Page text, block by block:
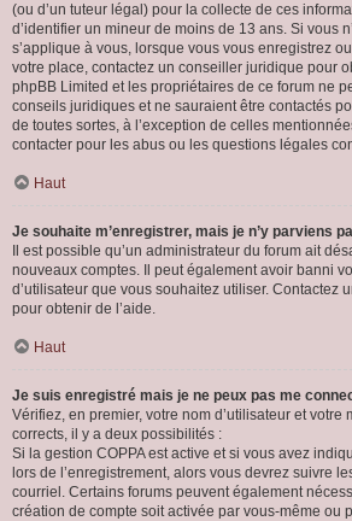
(ou d’un tuteur légal) pour la collecte de ces
d’identifier un mineur de moins de 13 ans. Si vous
s’applique à vous, lorsque vous vous enregistrez
votre place, contactez un conseiller juridique pour
phpBB Limited et les propriétaires de ce forum ne
conseils juridiques et ne sauraient être contactés
de toutes sortes, à l’exception de celles
contacter pour les abus ou les questions légales
Haut
Je souhaite m’enregistrer, mais je n’y parviens
Il est possible qu’un administrateur du forum ait
nouveaux comptes. Il peut également avoir banni
d’utilisateur que vous souhaitez utiliser. Contactez
pour obtenir de l’aide.
Haut
Je suis enregistré mais je ne peux pas me
Vérifiez, en premier, votre nom d’utilisateur et votre
corrects, il y a deux possibilités :
Si la gestion COPPA est active et si vous avez
lors de l’enregistrement, alors vous devrez suivre
courriel. Certains forums peuvent également
création de compte soit activée par vous-même ou